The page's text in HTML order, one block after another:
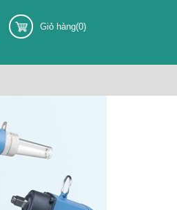
Giỏ hàng(0)